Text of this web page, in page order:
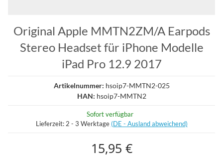
Original Apple MMTN2ZM/A Earpods
Stereo Headset für iPhone Modelle
iPad Pro 12.9 2017
Artikelnummer: hsoip7-MMTN2-025
HAN: hsoip7-MMTN2
Sofort verfügbar
Lieferzeit: 2 - 3 Werktage (DE - Ausland abweichend)
15,95 €